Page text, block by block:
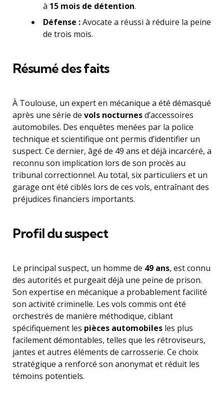
à 15 mois de détention.
Défense :Avocate a réussi à réduire la peine
de trois mois.
Résumé des faits
À Toulouse, un expert en mécanique a été démasqué
après une série de vols nocturnesd’accessoires
automobiles. Des enquêtes menées par la police
technique et scientifique ont permis d’identifier un
suspect. Ce dernier, âgé de 49 ans et déjà incarcéré, a
reconnu son implication lors de son procès au
tribunal correctionnel. Au total, six particuliers et un
garage ont été ciblés lors de ces vols, entraînant des
préjudices financiers importants.
Profil du suspect
Le principal suspect, un homme de 49 ans, est connu
des autorités et purgeait déjà une peine de prison.
Son expertise en mécanique a probablement facilité
son activité criminelle. Les vols commis ont été
orchestrés de manière méthodique, ciblant
spécifiquement les pièces automobiles les plus
facilement démontables, telles que les rétroviseurs,
jantes et autres éléments de carrosserie. Ce choix
stratégique a renforcé son anonymat et réduit les
témoins potentiels.